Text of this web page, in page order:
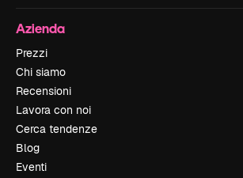
Azienda
Prezzi
Chi siamo
Recensioni
Lavora con noi
Cerca tendenze
Blog
Eventi